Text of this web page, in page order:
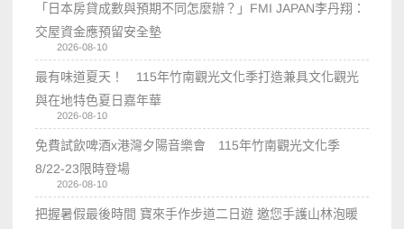
「日本房貸成數與預期不同怎麼辦？」FMI JAPAN李丹翔：
交屋資金應預留安全墊
2026-08-10
最有味道夏天！ 115年竹南觀光文化季打造兼具文化觀光
與在地特色夏日嘉年華
2026-08-10
免費試飲啤酒x港灣夕陽音樂會 115年竹南觀光文化季
8/22-23限時登場
2026-08-10
把握暑假最後時間 寶來手作步道二日遊 邀您手護山林泡暖